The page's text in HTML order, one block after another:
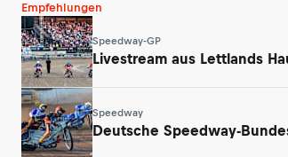
Empfehlungen
Speedway-GP
Livestream aus Lettlands
Speedway
Deutsche Speedway-